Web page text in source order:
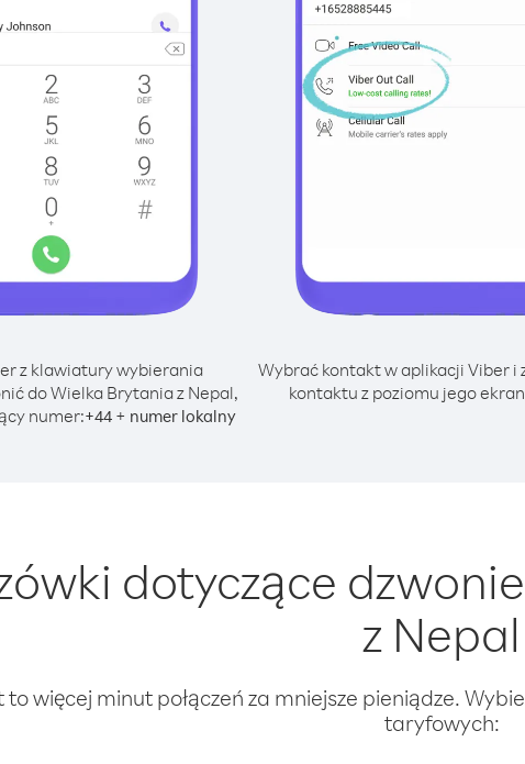
z klawiatury wybierania
do Wielka Brytania z Nepal,
numer:+44 + numer lokalny
Wybrać kontakt w aplikacji Viber i
kontaktu z poziomu jego
dotyczące
z Nepal
to więcej minut połączeń za mniejsze pieniądze.
taryfowych: